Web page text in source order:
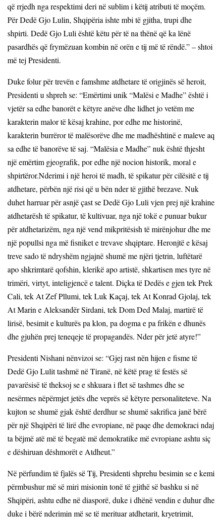
që rrjedh nga respektimi deri në sublim i këtij atributi të moçëm.
Për Dedë Gjo Lulin, Shqipëria ishte mbi të gjitha, trupi dhe
shpirti. Dedë Gjo Luli është këtu për të na thënë që ka lënë
pasardhës që frymëzuan kombin në orën e tij më të rëndë.” – shtoi
më tej Presidenti.
Duke folur për trevën e famshme atdhetare të origjinës së heroit,
Presidenti u shpreh se: “Emërtimi unik “Malësi e Madhe” është i
vjetër sa edhe banorët e këtyre anëve dhe lidhet jo vetëm me
karakterin malor të kësaj krahine, por edhe me historinë,
karakterin burrëror të malësorëve dhe me madhështinë e maleve aq
sa edhe të banorëve të saj. “Malësia e Madhe” nuk është thjesht
një emërtim gjeografik, por edhe një nocion historik, moral e
shpirtëror.Nderimi i një heroi të madh, të spikatur për cilësitë e tij
atdhetare, përbën një risi që u bën nder të gjithë brezave. Nuk
duhet harruar për asnjë çast se Dedë Gjo Luli vjen prej një krahine
atdhetarësh të spikatur, të kultivuar, nga një tokë e punuar bukur
për atdhetarizëm, nga një vend mikpritësish të mirënjohur dhe me
një popullsi nga më fisniket e trevave shqiptare. Heronjtë e kësaj
treve sado të ndryshëm ngjajnë shumë me njëri tjetrin, luftëtarë
apo shkrimtarë qofshin, klerikë apo artistë, shkartisen mes tyre në
trimëri, virtyt, inteligjencë e talent. Diçka të Dedës e gjen tek Prek
Cali, tek At Zef Pllumi, tek Luk Kaçaj, tek At Konrad Gjolaj, tek
At Marin e Aleksandër Sirdani, tek Dom Ded Malaj, martirë të
lirisë, besimit e kulturës pa klon, pa dogma e pa frikën e dhunës
dhe gjuhën prej teneqeje të propagandës. Nder për jetë atyre!”
Presidenti Nishani nënvizoi se: “Gjej rast nën hijen e fisme të
Dedë Gjo Lulit tashmë në Tiranë, në këtë prag të festës së
pavarësisë të theksoj se e shkuara i flet së tashmes dhe se
nesërmes nëpërmjet jetës dhe veprës së këtyre personaliteteve. Na
kujton se shumë gjak është derdhur se shumë sakrifica janë bërë
për një Shqipëri të lirë dhe evropiane, në paqe dhe demokraci ndaj
ta bëjmë atë më të begatë më demokratike më evropiane ashtu siç
e dëshiruan dëshmorët e Atdheut.”
Në përfundim të fjalës së Tij, Presidenti shprehu besimin se e kemi
përmbushur më së miri misionin tonë të gjithë së bashku si në
Shqipëri, ashtu edhe në diasporë, duke i dhënë vendin e duhur dhe
duke i bërë nderimin më se të merituar atdhetarit, kryetrimit,